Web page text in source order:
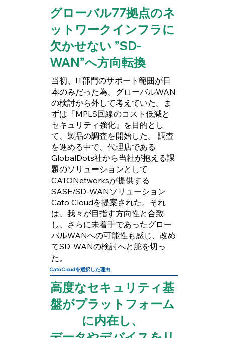
グローバル77拠点のネ
ットワークインフラに
欠かせない ”SD-
WAN”へ方向転換
当初、IT部門のサポート範囲が日
本のみだった為、グローバルWAN
の検討から外して考えていた。ま
ずは『MPLS回線のコスト低減と
セキュリティ強化』を目的とし
て、製品の調査を開始した。 調査
を進める中で、代理店である
GlobalDots社から当社が抱える課
題のソリューションとして
CATONetworksが提供する
SASE/SD-WANソリューション
Cato Cloudを提案された。それ
は、我々が目指す方向性と合致
し、さらに未着手であったグロー
バルWANへの可能性も感じ、改め
てSD-WANの検討へと舵を切っ
た。
Cato Cloudを選択した理由
高度なセキュリティ基
盤がプラットフォーム
に内在し、